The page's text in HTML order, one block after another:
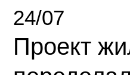
24/07
Проект